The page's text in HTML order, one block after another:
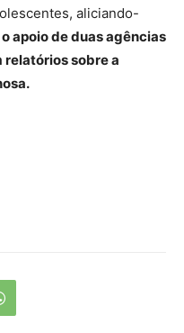
aliciando-
apoio de duas agências
sobre a